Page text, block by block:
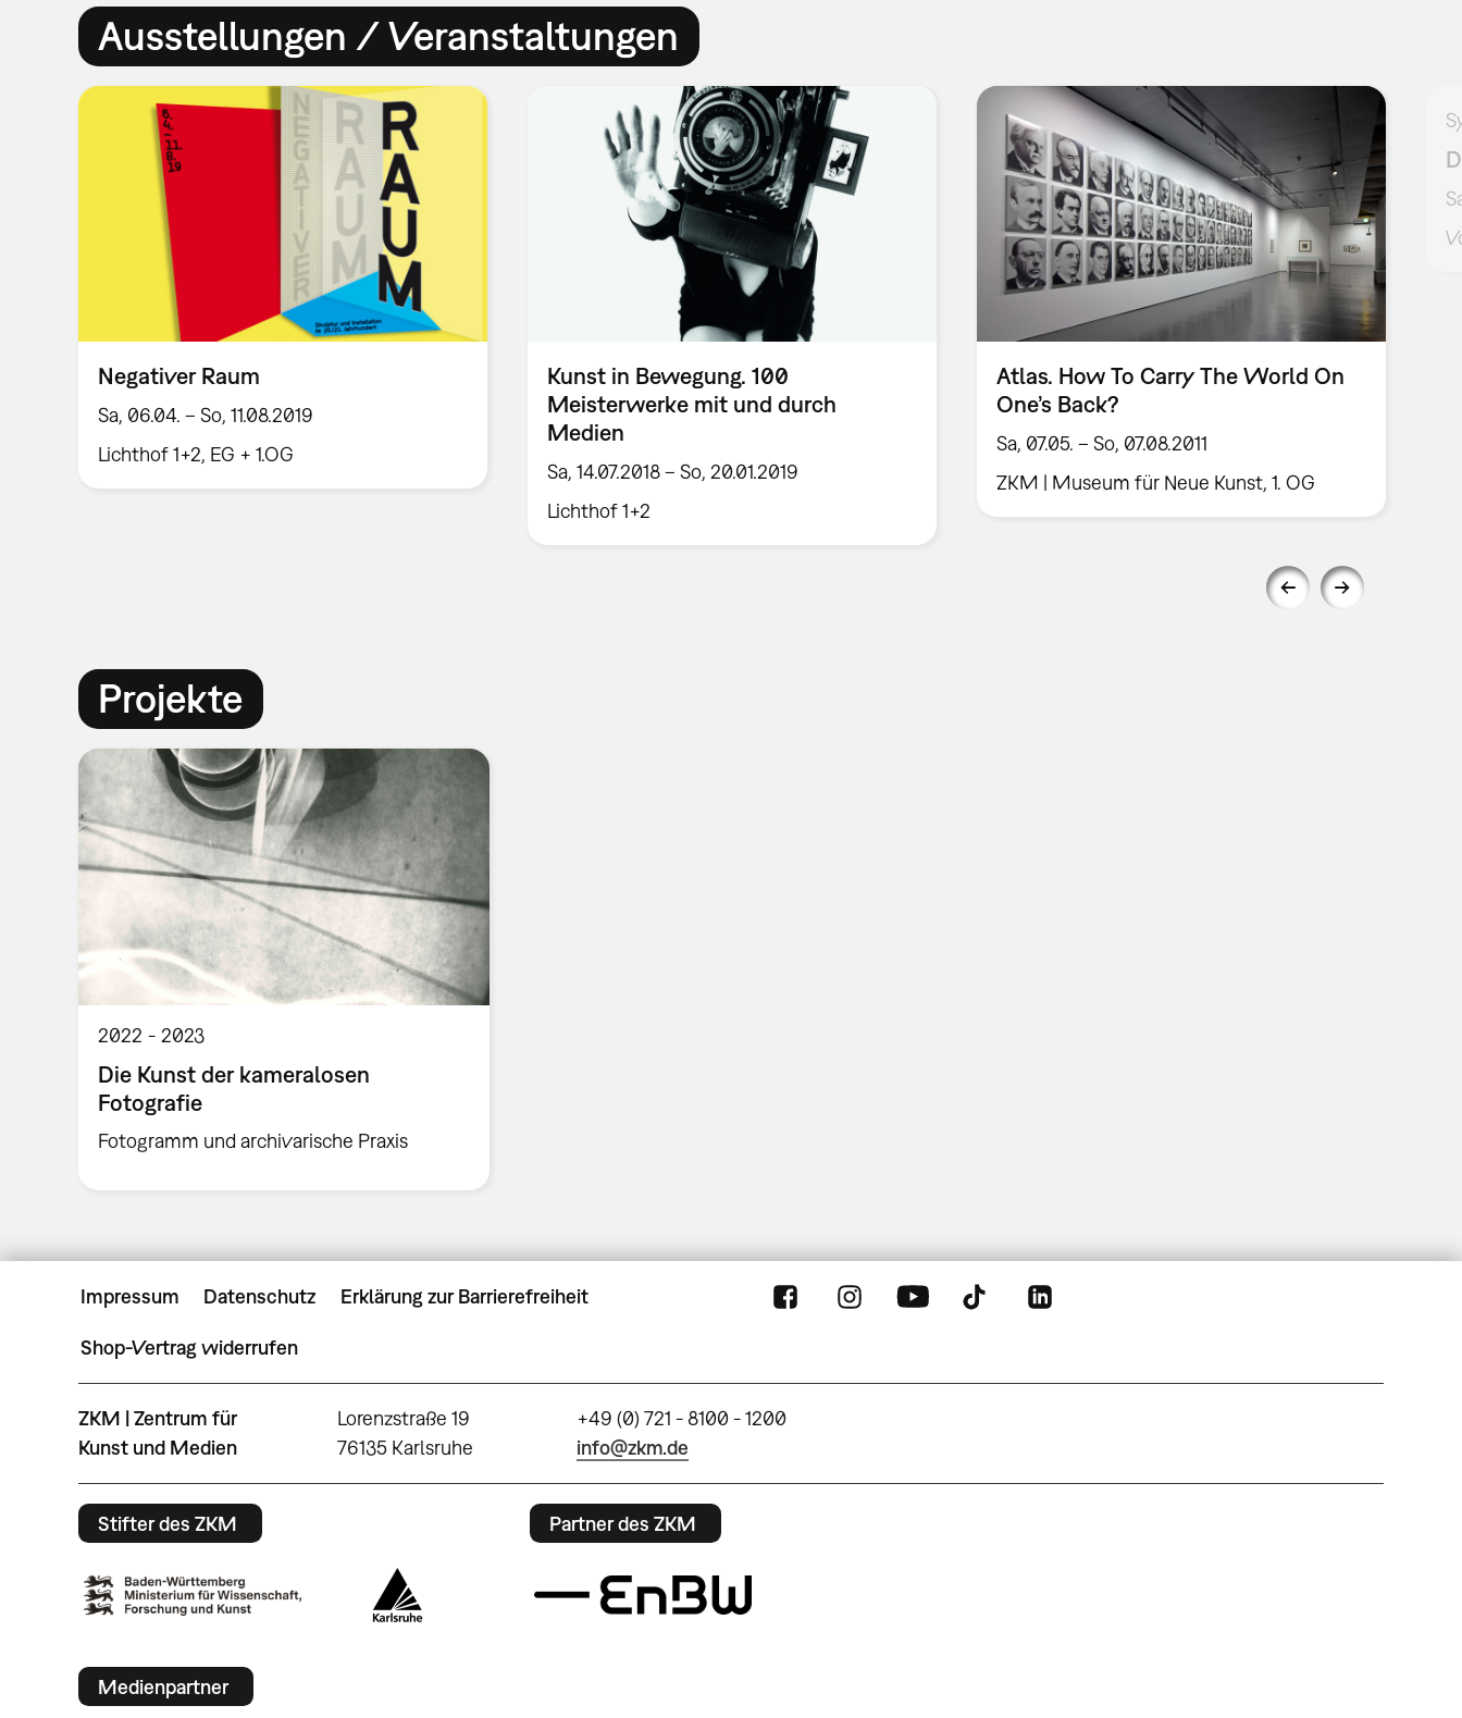
Ausstellungen / Veranstaltungen
Negativer Raum
Sa, 06.04. – So, 11.08.2019
Lichthof 1+2, EG + 1.OG
Kunst in Bewegung. 100
Meisterwerke mit und durch
Medien
Sa, 14.07.2018 – So, 20.01.2019
Lichthof 1+2
Atlas. How To Carry The World On
One’s Back?
Sa, 07.05. – So, 07.08.2011
ZKM | Museum für Neue Kunst, 1. OG
Projekte
2022 2023
Die Kunst der kameralosen
Fotografie
Fotogramm und archivarische Praxis
Impressum Datenschutz Erklärung zur Barrierefreiheit
Shop-Vertrag widerrufen
ZKM | Zentrum für
Kunst und Medien
Lorenzstraße 19
76135 Karlsruhe
+49 (0) 721 - 8100 - 1200
info@zkm.de
Stifter des ZKM Partner des ZKM
Medienpartner